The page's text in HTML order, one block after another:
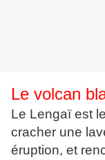
Le volcan
Le Lengaï est
cracher une
éruption, et